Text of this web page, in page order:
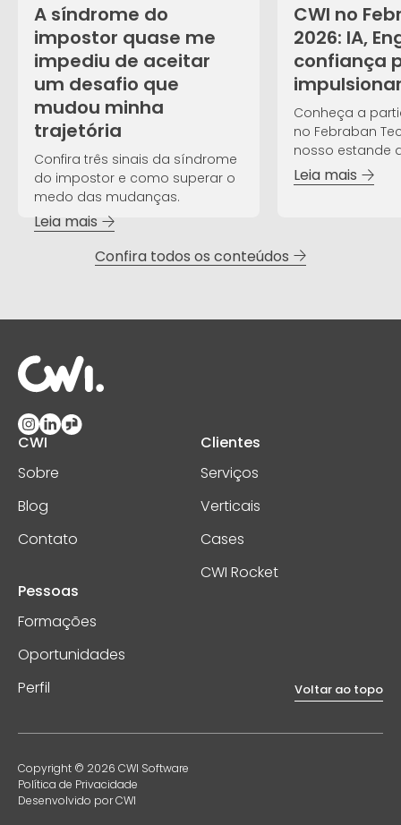
A síndrome do
impostor quase me
impediu de aceitar
um desafio que
mudou minha
trajetória
Confira três sinais da síndrome
do impostor e como superar o
medo das mudanças.
Leia mais
CWI no
2026: IA,
confiança
Conheça a
no Febraban
nosso estande
evento!
Leia mais
Confira todos os conteúdos
CWI
Sobre
Blog
Contato
Clientes
Serviços
Verticais
Cases
CWI Rocket
Pessoas
Formações
Oportunidades
Perfil
Voltar ao topo
Copyright © 2026 CWI Software
Política de Privacidade
Desenvolvido por CWI